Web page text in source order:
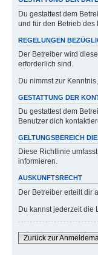
Du gestattest dem
und für den Betrieb des
REGELUNGEN
Der Betreiber wird
erforderlich sind.
Du nimmst zur
GESTATTUNG DER
Du gestattest dem
Benutzer dich
GELTUNGSBEREICH
Diese Richtlinie
informieren.
AUSKUNFTSRECHT
Der Betreiber erteilt dir
Du kannst jederzeit die
Zurück zur